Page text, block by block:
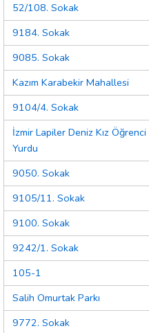
52/108. Sokak
9184. Sokak
9085. Sokak
Kazım Karabekir Mahallesi
9104/4. Sokak
İzmir Lapiler Deniz Kız Öğrenci
Yurdu
9050. Sokak
9105/11. Sokak
9100. Sokak
9242/1. Sokak
105-1
Salih Omurtak Parkı
9772. Sokak